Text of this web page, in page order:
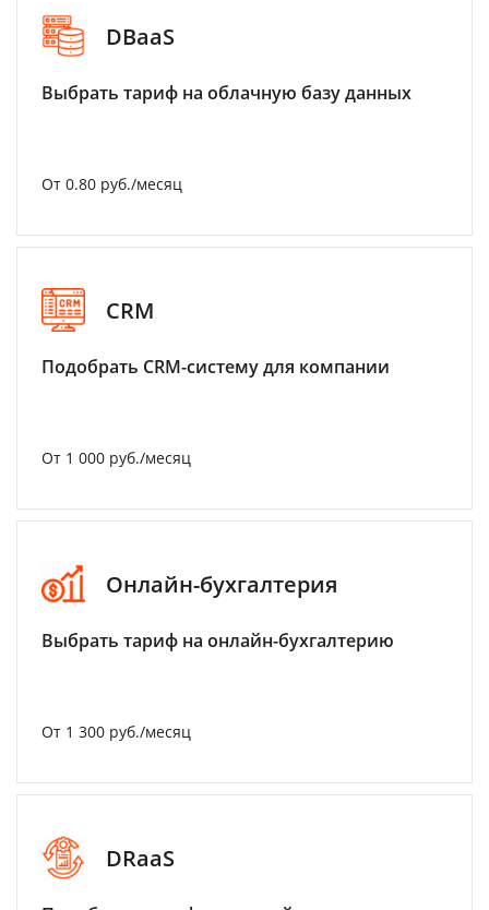
DBaaS
Выбрать тариф на облачную базу данных
От 0.80 руб./месяц
CRM
Подобрать CRM-систему для компании
От 1 000 руб./месяц
Онлайн-бухгалтерия
Выбрать тариф на онлайн-бухгалтерию
От 1 300 руб./месяц
DRaaS